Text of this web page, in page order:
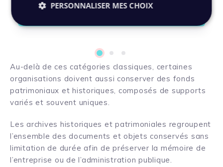
1 2 3
Au-delà de ces catégories classiques, certaines
organisations doivent aussi conserver des fonds
patrimoniaux et historiques, composés de supports
variés et souvent uniques.
Les archives historiques et patrimoniales regroupent
l’ensemble des documents et objets conservés sans
limitation de durée afin de préserver la mémoire de
l’entreprise ou de l’administration publique.
PERSONNALISER MES CHOIX